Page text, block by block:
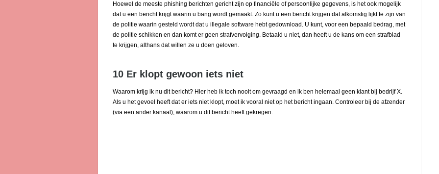
Hoewel de meeste phishing berichten gericht zijn op financiële of persoonlijke gegevens, is het ook mogelijk
dat u een bericht krijgt waarin u bang wordt gemaakt. Zo kunt u een bericht krijgen dat afkomstig lijkt te zijn van
de politie waarin gesteld wordt dat u illegale software hebt gedownload. U kunt, voor een bepaald bedrag, met
de politie schikken en dan komt er geen strafvervolging. Betaald u niet, dan heeft u de kans om een strafblad
te krijgen, althans dat willen ze u doen geloven.
10 Er klopt gewoon iets niet
Waarom krijg ik nu dit bericht? Hier heb ik toch nooit om gevraagd en ik ben helemaal geen klant bij bedrijf X.
Als u het gevoel heeft dat er iets niet klopt, moet ik vooral niet op het bericht ingaan. Controleer bij de afzender
(via een ander kanaal), waarom u dit bericht heeft gekregen.